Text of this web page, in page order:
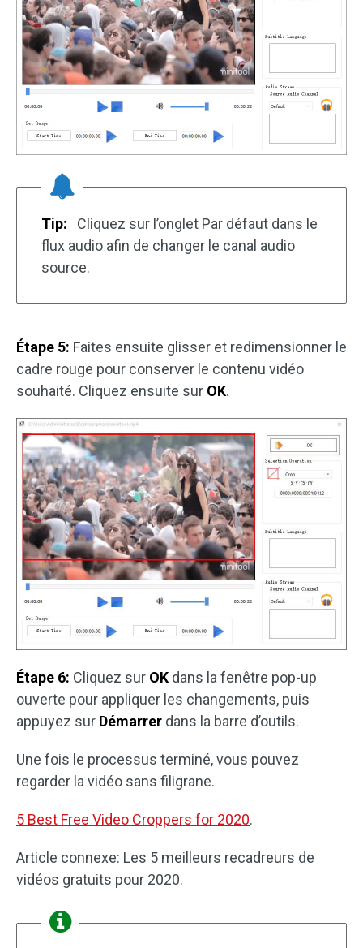
Tip:
Cliquez sur l’onglet Par défaut dans le
flux audio afin de changer le canal audio
source.
Étape 5: Faites ensuite glisser et redimensionner le
cadre rouge pour conserver le contenu vidéo
souhaité. Cliquez ensuite sur OK.
Étape 6: Cliquez sur OK dans la fenêtre pop-up
ouverte pour appliquer les changements, puis
appuyez sur Démarrer dans la barre d’outils.
Une fois le processus terminé, vous pouvez
regarder la vidéo sans filigrane.
5 Best Free Video Croppers for 2020.
Article connexe: Les 5 meilleurs recadreurs de
vidéos gratuits pour 2020.